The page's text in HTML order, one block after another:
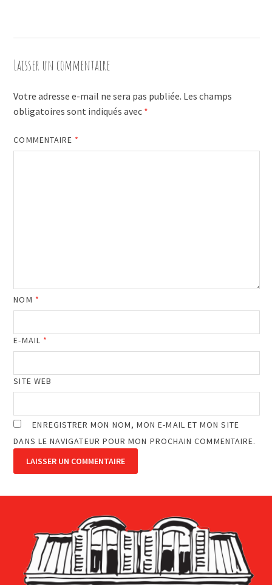
Laisser un commentaire
Votre adresse e-mail ne sera pas publiée. Les champs
obligatoires sont indiqués avec *
COMMENTAIRE *
NOM *
E-MAIL *
SITE WEB
ENREGISTRER MON NOM, MON E-MAIL ET MON SITE
DANS LE NAVIGATEUR POUR MON PROCHAIN COMMENTAIRE.